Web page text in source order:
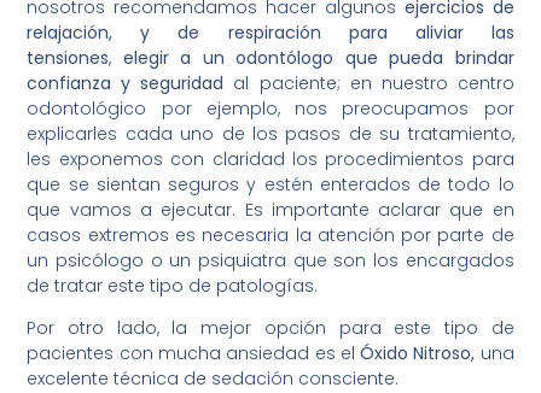
nosotros recomendamos hacer algunos ejercicios de
relajación, y de respiración para aliviar las
tensiones, elegir a un odontólogo que pueda brindar
confianza y seguridad al paciente; en nuestro centro
odontológico por ejemplo, nos preocupamos por
explicarles cada uno de los pasos de su tratamiento,
les exponemos con claridad los procedimientos para
que se sientan seguros y estén enterados de todo lo
que vamos a ejecutar. Es importante aclarar que en
casos extremos es necesaria la atención por parte de
un psicólogo o un psiquiatra que son los encargados
de tratar este tipo de patologías.
Por otro lado, la mejor opción para este tipo de
pacientes con mucha ansiedad es elÓxido Nitroso, una
excelente técnica de sedación consciente.